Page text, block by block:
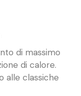
di massimo
di calore.
alle classiche